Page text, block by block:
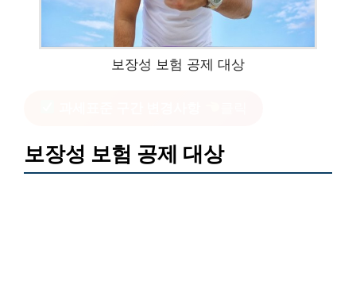
보장성 보험 공제 대상
보장성 보험 공제 대상